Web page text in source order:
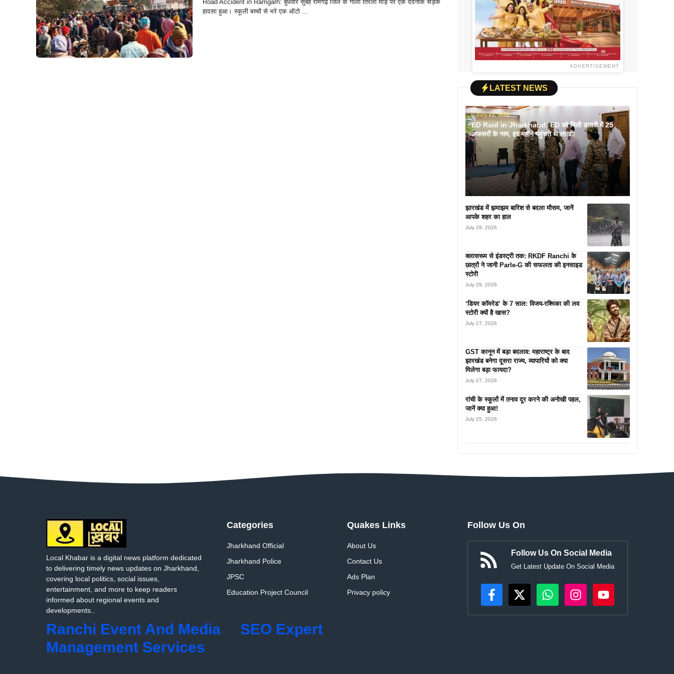
Road Accident in Ramgarh: बुधवार सुबह रामगढ़ जिले के गोला तिरला मोड़ पर एक दर्दनाक सड़क
हादसा हुआ। स्कूली बच्चों से भरे एक ऑटो ...
ADVERTISEMENT
LATEST NEWS
July 31, 2026
ED Raid in Jharkhand: ED को मिली डायरी में 25
अफसरों के नाम, हर महीने पहुंचते थे लाखों!
झारखंड में झमाझम बारिश से बदला मौसम, जानें
आपके शहर का हाल
July 29, 2026
क्लासरूम से इंडस्ट्री तक: RKDF Ranchi के
छात्रों ने जानी Parle-G की सफलता की इनसाइड
स्टोरी
July 29, 2026
‘डियर कॉमरेड’ के 7 साल: विजय-रश्मिका की लव
स्टोरी क्यों है खास?
July 27, 2026
GST कानून में बड़ा बदलाव: महाराष्ट्र के बाद
झारखंड बनेगा दूसरा राज्य, व्यापारियों को क्या
मिलेगा बड़ा फायदा?
July 27, 2026
रांची के स्कूलों में तनाव दूर करने की अनोखी पहल,
जानें क्या हुआ!
July 25, 2026
Local Khabar is a digital news platform dedicated
to delivering timely news updates on Jharkhand,
covering local politics, social issues,
entertainment, and more to keep readers
informed about regional events and
developments..
Categories
Jharkhand Official
Jharkhand Police
JPSC
Education Project Council
Quakes Links
About Us
Contact Us
Ads Plan
Privacy policy
Follow Us On
Follow Us On Social Media
Get Latest Update On Social Media
Ranchi Event And Media
Management Services
SEO Expert